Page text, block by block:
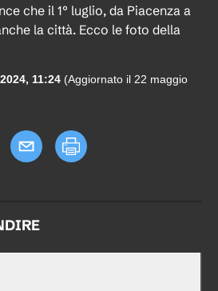
che il 1° luglio, da Piacenza a
la città. Ecco le foto della
11:24 (Aggiornato il 22 maggio